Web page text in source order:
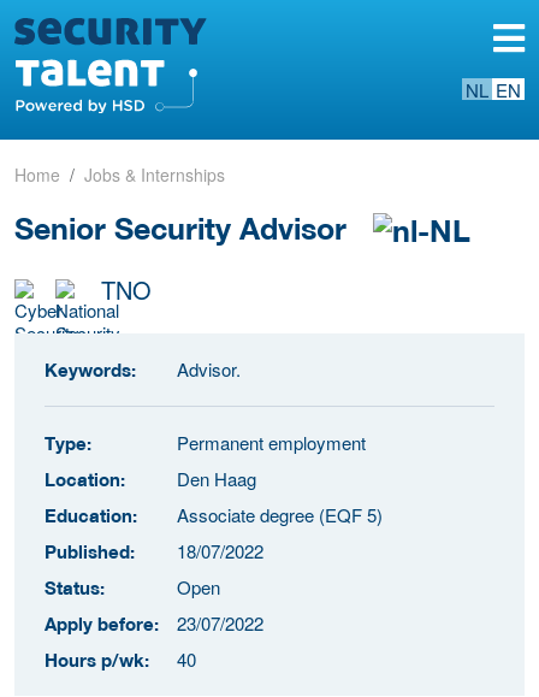
NL EN
Home Jobs & Internships
Senior Security Advisor
TNO
Keywords: Advisor.
Type: Permanent employment
Location: Den Haag
Education: Associate degree (EQF 5)
Published: 18/07/2022
Status: Open
Apply before: 23/07/2022
Hours p/wk: 40